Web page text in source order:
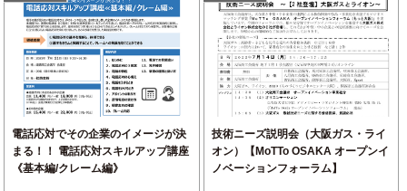
電話応対でその企業のイメージが決
まる！！ 電話応対スキルアップ講座
《基本編/クレーム編》
技術ニーズ説明会（大阪ガス・ライ
オン）【MoTTo OSAKA オープンイ
ノベーションフォーラム】